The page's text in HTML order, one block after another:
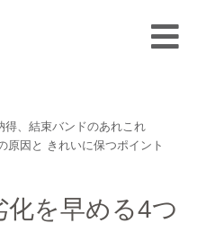
得、結束バンドのあれこれ
原因と きれいに保つポイント
を早める4つ